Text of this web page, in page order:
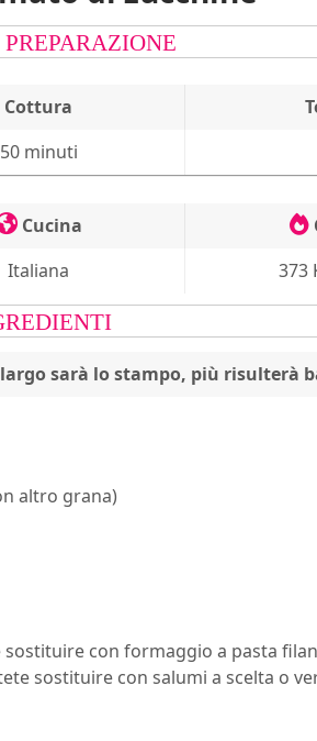
Cottura
50 minuti
Cucina
Italiana 373
sarà lo stampo, più risulterà
altro grana)
con formaggio a pasta
sostituire con salumi a scelta o